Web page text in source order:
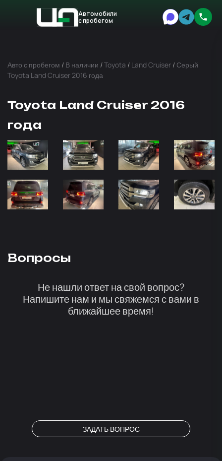
Автомобили
с пробегом
Авто с пробегом / В наличии /Toyota / Land Cruiser / Серый
Toyota Land Cruiser 2016 года
Toyota Land Cruiser 2016
года
Вопросы
Не нашли ответ на свой вопрос?
Напишите нам и мы свяжемся с вами в
ближайшее время!
ЗАДАТЬ ВОПРОС